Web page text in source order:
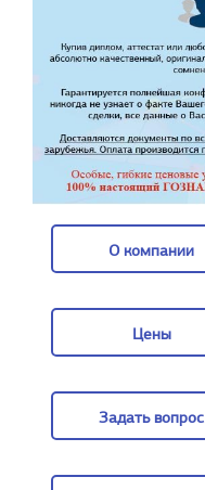
О компании
Цены
Задать вопрос